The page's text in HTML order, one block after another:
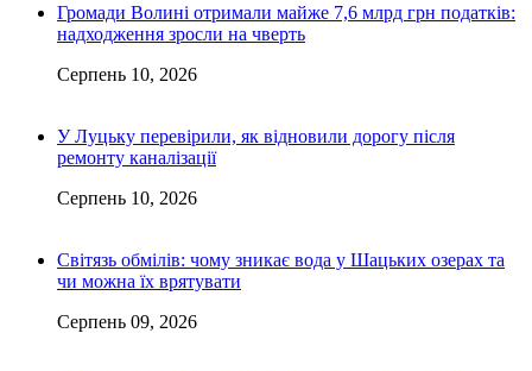
Громади Волині отримали майже 7,6 млрд грн податків:
надходження зросли на чверть
Серпень 10, 2026
У Луцьку перевірили, як відновили дорогу після
ремонту каналізації
Серпень 10, 2026
Світязь обмілів: чому зникає вода у Шацьких озерах та
чи можна їх врятувати
Серпень 09, 2026